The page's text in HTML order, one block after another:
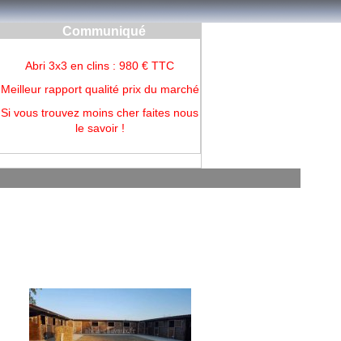
Communiqué
Abri 3x3 en clins : 980 € TTC
Meilleur rapport qualité prix du marché
Si vous trouvez moins cher faites nous
le savoir !